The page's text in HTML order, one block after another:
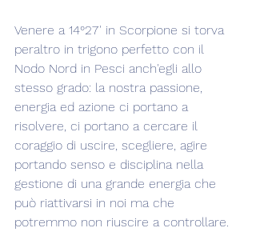
Venere a 14°27' in Scorpione si torva
peraltro in trigono perfetto con il
Nodo Nord in Pesci anch'egli allo
stesso grado: la nostra passione,
energia ed azione ci portano a
risolvere, ci portano a cercare il
coraggio di uscire, scegliere, agire
portando senso e disciplina nella
gestione di una grande energia che
può riattivarsi in noi ma che
potremmo non riuscire a controllare.